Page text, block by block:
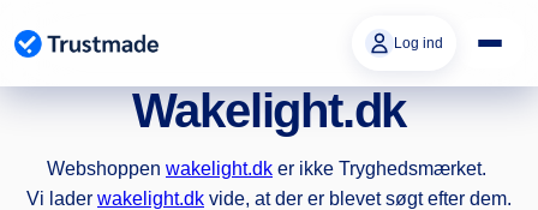
indhold
Log ind
Wakelight.dk
Webshoppen wakelight.dk er ikke Tryghedsmærket.
Vi lader wakelight.dk vide, at der er blevet søgt efter dem.